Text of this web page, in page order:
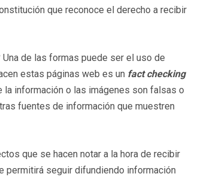
que reconoce el derecho a recibir
de las formas puede ser el uso de
estas páginas web es un fact checking
la información o las imágenes son falsas o
fuentes de información que muestren
que se hacen notar a la hora de recibir
permitirá seguir difundiendo información